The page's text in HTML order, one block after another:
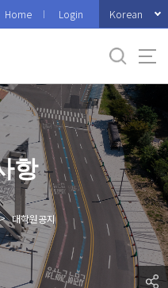
Home Login Korean
항
대학원공지